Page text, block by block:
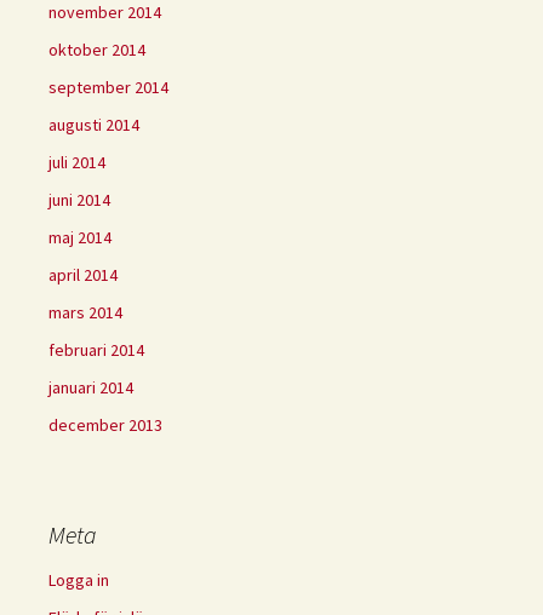
november 2014
oktober 2014
september 2014
augusti 2014
juli 2014
juni 2014
maj 2014
april 2014
mars 2014
februari 2014
januari 2014
december 2013
Meta
Logga in